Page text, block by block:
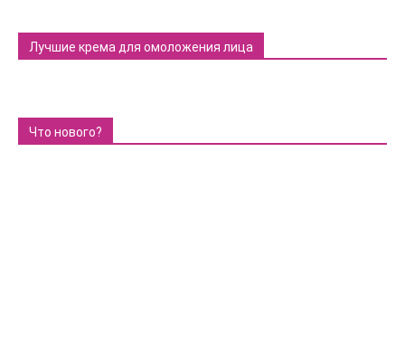
Лучшие крема для омоложения лица
Что нового?